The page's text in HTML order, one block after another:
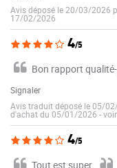
Avis déposé le 20/03/2026
17/02/2026
4/5
Bon rapport
Signaler
Avis traduit déposé le 05/
d'achat du 05/01/2026 -
4/5
Tout est super.